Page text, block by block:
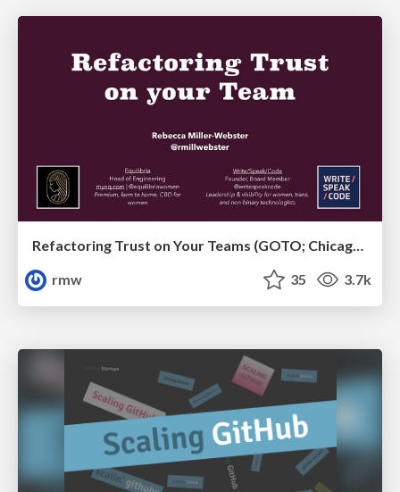
Refactoring Trust on Your Teams (GOTO; Chicago 2020)
rmw
35 3.7k